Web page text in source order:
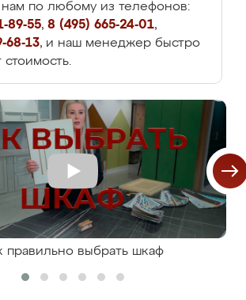
нам по любому из телефонов:
89-55, 8 (495) 665-24-01,
68-13, и наш менеджер быстро
стоимость.
правильно выбрать шкаф